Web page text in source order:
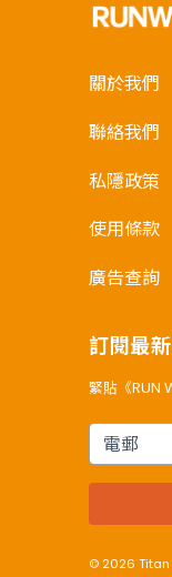
關於我們
聯絡我們
私隱政策
使用條款
廣告查詢
訂閱最
緊貼《RUN
電郵
© 2026